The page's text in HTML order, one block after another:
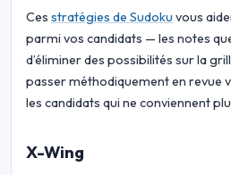
Ces stratégies de Sudoku vous
parmi vos candidats — les notes
d’éliminer des possibilités sur la
passer méthodiquement en revue
les candidats qui ne conviennent
X-Wing